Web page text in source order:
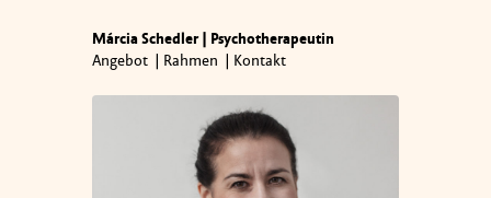
Márcia Schedler | Psychotherapeutin
Angebot
Rahmen Kontakt